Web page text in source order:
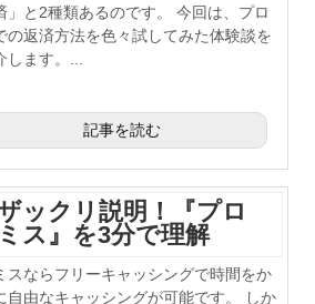
」と2種類あるのです。 今回は、プロ
の返済方法を色々試してみた体験談を
します。...
記事を読む
ックリ説明！『プロ
ミス』を3分で理解
スならフリーキャッシングで時間をか
自由なキャッシングが可能です。 しか